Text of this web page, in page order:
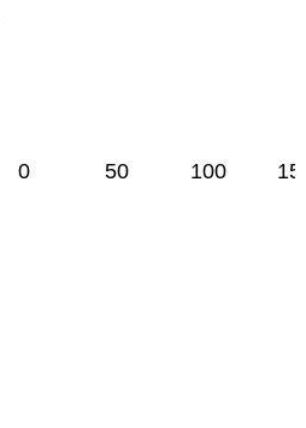
0 50 100